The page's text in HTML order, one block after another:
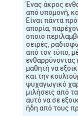
Ένας άκρος
από υπομονή,
Είναι πάντα
απορία,
οποιο
σειρές,
από τον τύπο,
ενθαρρύνοντας
μαθητή να
και την
ψυχαγωγικό
μιλήσεις από
αυτό να σε
ήδη από τους